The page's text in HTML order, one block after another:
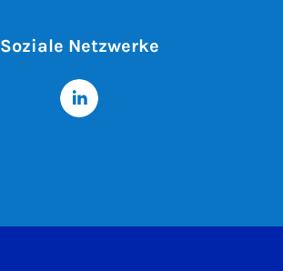
Soziale Netzwerke